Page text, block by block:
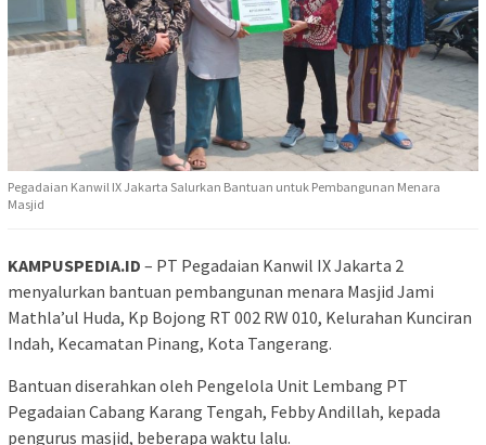
Pegadaian Kanwil IX Jakarta Salurkan Bantuan untuk Pembangunan Menara
Masjid
KAMPUSPEDIA.ID – PT Pegadaian Kanwil IX Jakarta 2
menyalurkan bantuan pembangunan menara Masjid Jami
Mathla’ul Huda, Kp Bojong RT 002 RW 010, Kelurahan Kunciran
Indah, Kecamatan Pinang, Kota Tangerang.
Bantuan diserahkan oleh Pengelola Unit Lembang PT
Pegadaian Cabang Karang Tengah, Febby Andillah, kepada
pengurus masjid, beberapa waktu lalu.